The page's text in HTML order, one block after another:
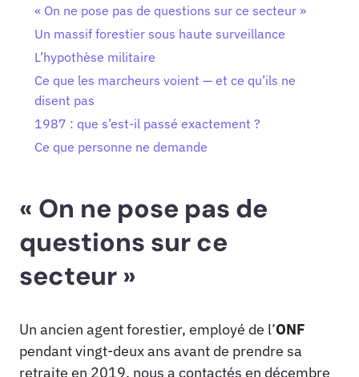
« On ne pose pas de questions sur ce secteur »
Un massif forestier sous haute surveillance
L’hypothèse militaire
Ce que les marcheurs voient — et ce qu’ils ne
disent pas
1987 : que s’est-il passé exactement ?
Ce que personne ne demande
« On ne pose pas de
questions sur ce
secteur »
Un ancien agent forestier, employé de l’ONF
pendant vingt-deux ans avant de prendre sa
retraite en 2019, nous a contactés en décembre